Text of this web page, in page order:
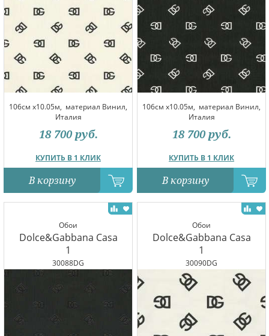
106см x10.05м, материал Винил,
Италия
КУПИТЬ В 1 КЛИК
18 700 руб.
В корзину
106см x10.05м, материал Винил,
Италия
КУПИТЬ В 1 КЛИК
18 700 руб.
В корзину
Обои
Dolce&Gabbana Casa
1
30088DG
Обои
Dolce&Gabbana Casa
1
30090DG